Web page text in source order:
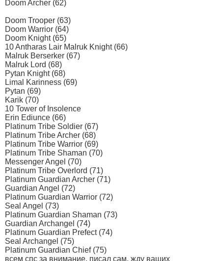
Doom Archer (62)
Doom Trooper (63)
Doom Warrior (64)
Doom Knight (65)
10 Antharas Lair Malruk Knight (66)
Malruk Berserker (67)
Malruk Lord (68)
Pytan Knight (68)
Limal Karinness (69)
Pytan (69)
Karik (70)
10 Tower of Insolence
Erin Ediunce (66)
Platinum Tribe Soldier (67)
Platinum Tribe Archer (68)
Platinum Tribe Warrior (69)
Platinum Tribe Shaman (70)
Messenger Angel (70)
Platinum Tribe Overlord (71)
Platinum Guardian Archer (71)
Guardian Angel (72)
Platinum Guardian Warrior (72)
Seal Angel (73)
Platinum Guardian Shaman (73)
Guardian Archangel (74)
Platinum Guardian Prefect (74)
Seal Archangel (75)
Platinum Guardian Chief (75)
всем спс за внимание. писал сам, жду ваших